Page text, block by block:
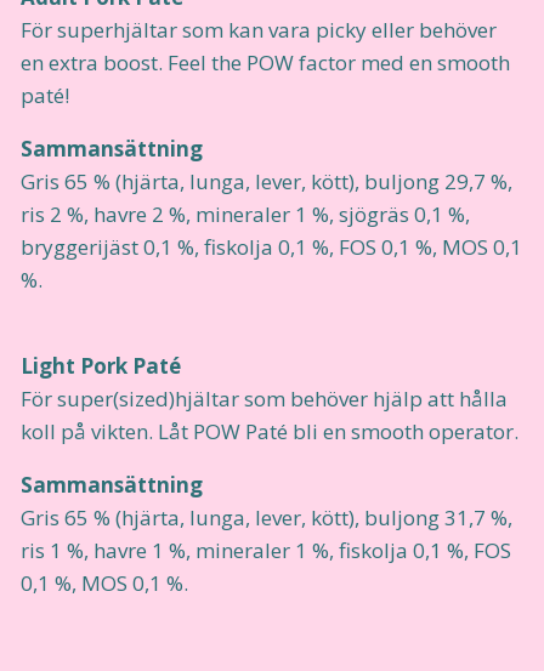
För superhjältar som kan vara picky eller behöver
en extra boost. Feel the POW factor med en smooth
paté!
Sammansättning
Gris 65 % (hjärta, lunga, lever, kött), buljong 29,7 %,
ris 2 %, havre 2 %, mineraler 1 %, sjögräs 0,1 %,
bryggerijäst 0,1 %, fiskolja 0,1 %, FOS 0,1 %, MOS 0,1
%.
Light Pork Paté
För super(sized)hjältar som behöver hjälp att hålla
koll på vikten. Låt POW Paté bli en smooth operator.
Sammansättning
Gris 65 % (hjärta, lunga, lever, kött), buljong 31,7 %,
ris 1 %, havre 1 %, mineraler 1 %, fiskolja 0,1 %, FOS
0,1 %, MOS 0,1 %.